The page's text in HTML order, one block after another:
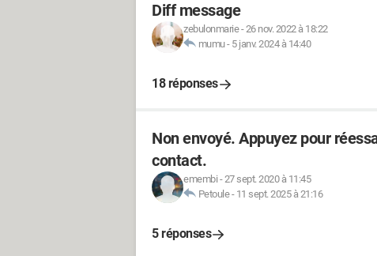
Diff message
zebulonmarie-26 nov. 2022 à 18:22
mumu- 5 janv. 2024 à 14:40
18 réponses
Non envoyé. Appuyez pour
contact.
emembi -27 sept. 2020 à 11:45
Petoule- 11 sept. 2025 à 21:16
5 réponses